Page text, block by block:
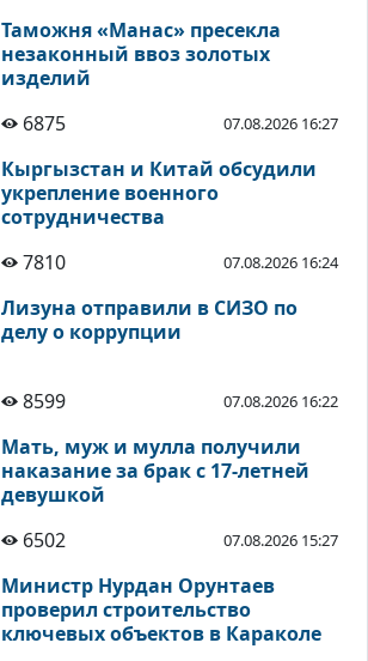
Таможня «Манас» пресекла
незаконный ввоз золотых
изделий
6875
07.08.2026 16:27
Кыргызстан и Китай обсудили
укрепление военного
сотрудничества
7810
07.08.2026 16:24
Лизуна отправили в СИЗО по
делу о коррупции
8599 07.08.2026 16:22
Мать, муж и мулла получили
наказание за брак с 17-летней
девушкой
6502
07.08.2026 15:27
Министр Нурдан Орунтаев
проверил строительство
ключевых объектов в Караколе